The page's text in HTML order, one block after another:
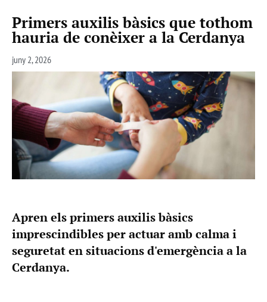
Primers auxilis bàsics que tothom
hauria de conèixer a la Cerdanya
juny 2, 2026
Apren els primers auxilis bàsics
imprescindibles per actuar amb calma i
seguretat en situacions d'emergència a la
Cerdanya.